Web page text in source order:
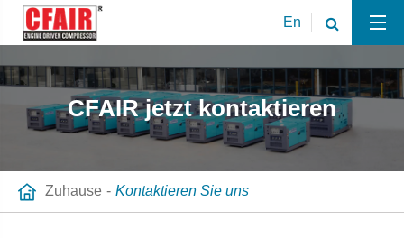
En
CFAIR jetzt kontaktieren
Zuhause Kontaktieren Sie uns